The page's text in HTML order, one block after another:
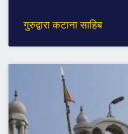
गुरुद्वारा कटाना साहिब